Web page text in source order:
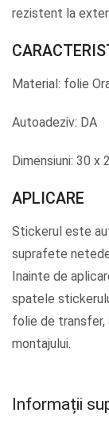
rezistent la
Material: folie
Autoadeziv: DA
Dimensiuni: 30 x
APLICARE
Stickerul este
suprafete
Inainte de
spatele
folie de transfer,
montajului.
Informații